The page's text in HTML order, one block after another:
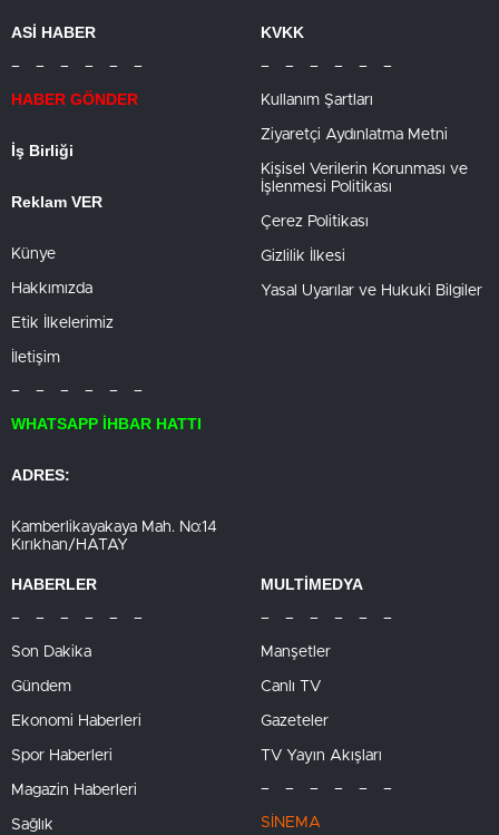
ASİ HABER
– – – – – –
HABER GÖNDER
İş Birliği
Reklam VER
Künye
Hakkımızda
Etik İlkelerimiz
İletişim
– – – – – –
WHATSAPP İHBAR HATTI
ADRES:
Kamberlikayakaya Mah. No:14
Kırıkhan/HATAY
KVKK
– – – – – –
Kullanım Şartları
Ziyaretçi Aydınlatma Metni
Kişisel Verilerin Korunması ve
İşlenmesi Politikası
Çerez Politikası
Gizlilik İlkesi
Yasal Uyarılar ve Hukuki Bilgiler
HABERLER
– – – – – –
Son Dakika
Gündem
Ekonomi Haberleri
Spor Haberleri
Magazin Haberleri
Sağlık
MULTİMEDYA
– – – – – –
Manşetler
Canlı TV
Gazeteler
TV Yayın Akışları
– – – – – –
SİNEMA